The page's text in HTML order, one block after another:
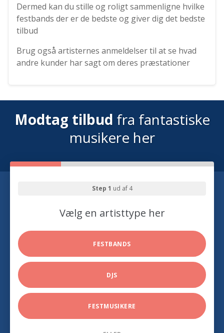
Dermed kan du stille og roligt sammenligne hvilke
festbands der er de bedste og giver dig det bedste
tilbud
Brug også artisternes anmeldelser til at se hvad
andre kunder har sagt om deres præstationer
Modtag tilbud fra fantastiske
musikere her
Step 1 ud af 4
Vælg en artisttype her
FESTBANDS
DJS
FESTMUSIKERE